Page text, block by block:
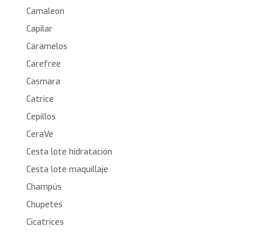
Camaleon
Capilar
Caramelos
Carefree
Casmara
Catrice
Cepillos
CeraVe
Cesta lote hidratación
Cesta lote maquillaje
Champús
Chupetes
Cicatrices